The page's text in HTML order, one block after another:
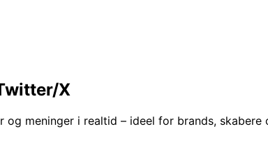
X
meninger i realtid – ideel for brands,